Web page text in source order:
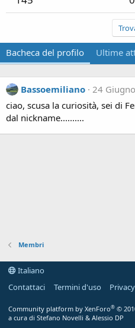
Bacheca del profilo Ultime
Bassoemiliano 24
ciao, scusa la curiosità, sei di
dal nickname..........
Membri
Italiano
Contattaci
Termini d'uso
Community platform by XenForo® ©
a cura di Stefano Novelli & Alessio DP